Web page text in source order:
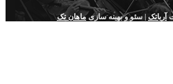
آریاتک | سئو و بهینه سازیماهان تک